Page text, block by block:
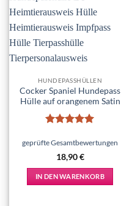
HUNDEPASSHÜLLEN
Cocker Spaniel Hundepass
Hülle auf orangenem Satin
mit5von
geprüfte Gesamtbewertungen
18,90€
IN DEN WARENKORB